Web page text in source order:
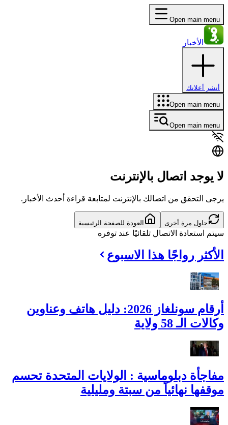
Open main menu
الأخبار
أنشر أعلانك
Open main menu
Open main menu
لا يوجد اتصال بالإنترنت
يرجى التحقق من اتصالك بالإنترنت لمتابعة قراءة أحدث الأخبار.
حاول مرة أخرى العودة للصفحة الرئيسية
سيتم استعادة الاتصال تلقائيًا عند توفره
الأكثر رواجًا هذا الاسبوع
أرقام سونلغاز 2026: دليل هاتف وعناوين
وكالات الـ 58 ولاية
مفاجأة دبلوماسية : الولايات المتحدة تحسم
موقفها نهائياً من سبتة ومليلية